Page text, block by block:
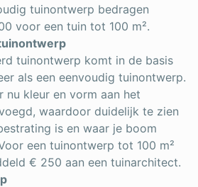
tuinontwerp bedragen
voor een tuin tot 100 m².
tuinontwerp komt in de basis
als een eenvoudig tuinontwerp.
nu kleur en vorm aan het
waardoor duidelijk te zien
is en waar je boom
een tuinontwerp tot 100 m²
€ 250 aan een tuinarchitect.